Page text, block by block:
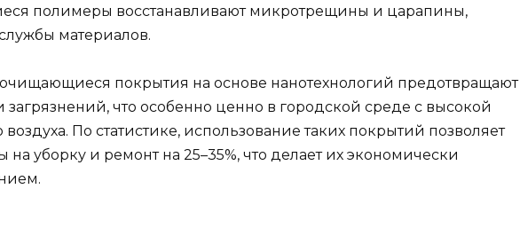
полимеры восстанавливают микротрещины и царапины,
материалов.
покрытия на основе нанотехнологий предотвращают
что особенно ценно в городской среде с высокой
воздуха. По статистике, использование таких покрытий позволяет
на уборку и ремонт на 25–35%, что делает их экономически